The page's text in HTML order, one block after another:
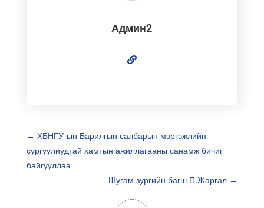
Админ2
← ХБНГУ-ын Барилгын салбарын мэргэжлийн
сургуулиудтай хамтын ажиллагааны санамж бичиг
байгууллаа
Шугам зургийн багш П.Жаргал →